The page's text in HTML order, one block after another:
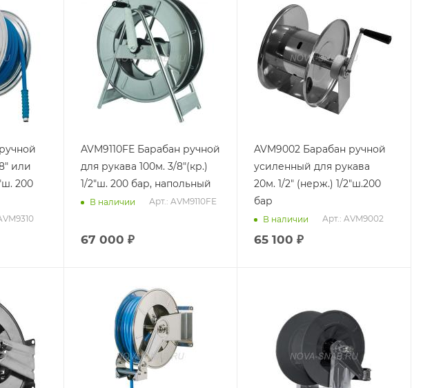
или
AVM9110FE Барабан ручной
для рукава 100м. 3/8"(кр.)
1/2"ш. 200 бар, напольный
В наличии Арт.: AVM9110FE
67 000 ₽
AVM9002 Барабан ручной
усиленный для рукава
20м. 1/2" (нерж.) 1/2"ш.200
бар
В наличии Арт.: AVM9002
65 100 ₽